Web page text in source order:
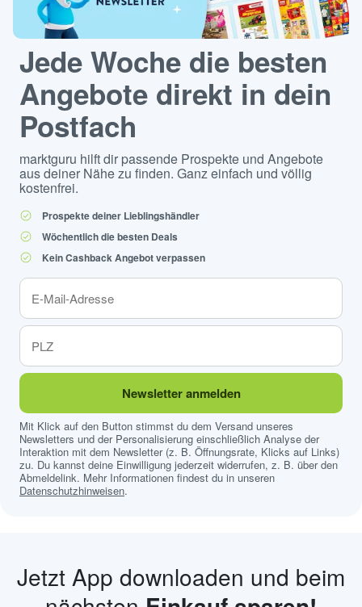
Jede Woche die besten
Angebote direkt in dein
Postfach
marktguru hilft dir passende Prospekte und Angebote
aus deiner Nähe zu finden. Ganz einfach und völlig
kostenfrei.
Prospekte deiner Lieblingshändler
Wöchentlich die besten Deals
Kein Cashback Angebot verpassen
Newsletter anmelden
Mit Klick auf den Button stimmst du dem Versand unseres
Newsletters und der Personalisierung einschließlich Analyse der
Interaktion mit dem Newsletter (z. B. Öffnungsrate, Klicks auf Links)
zu. Du kannst deine Einwilligung jederzeit widerrufen, z. B. über den
Abmeldelink. Mehr Informationen findest du in unseren
Datenschutzhinweisen.
Jetzt App downloaden und beim